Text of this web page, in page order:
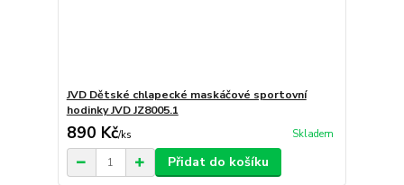
JVD Dětské chlapecké maskáčové sportovní
hodinky JVD JZ8005.1
890 Kč/ks Skladem
Přidat do košíku